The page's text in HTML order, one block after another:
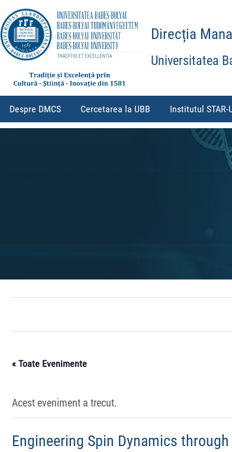
Direcția
Universitatea
Despre DMCS Cercetarea la UBB Institutul STAR-
« Toate Evenimente
Acest eveniment a trecut.
Engineering Spin Dynamics